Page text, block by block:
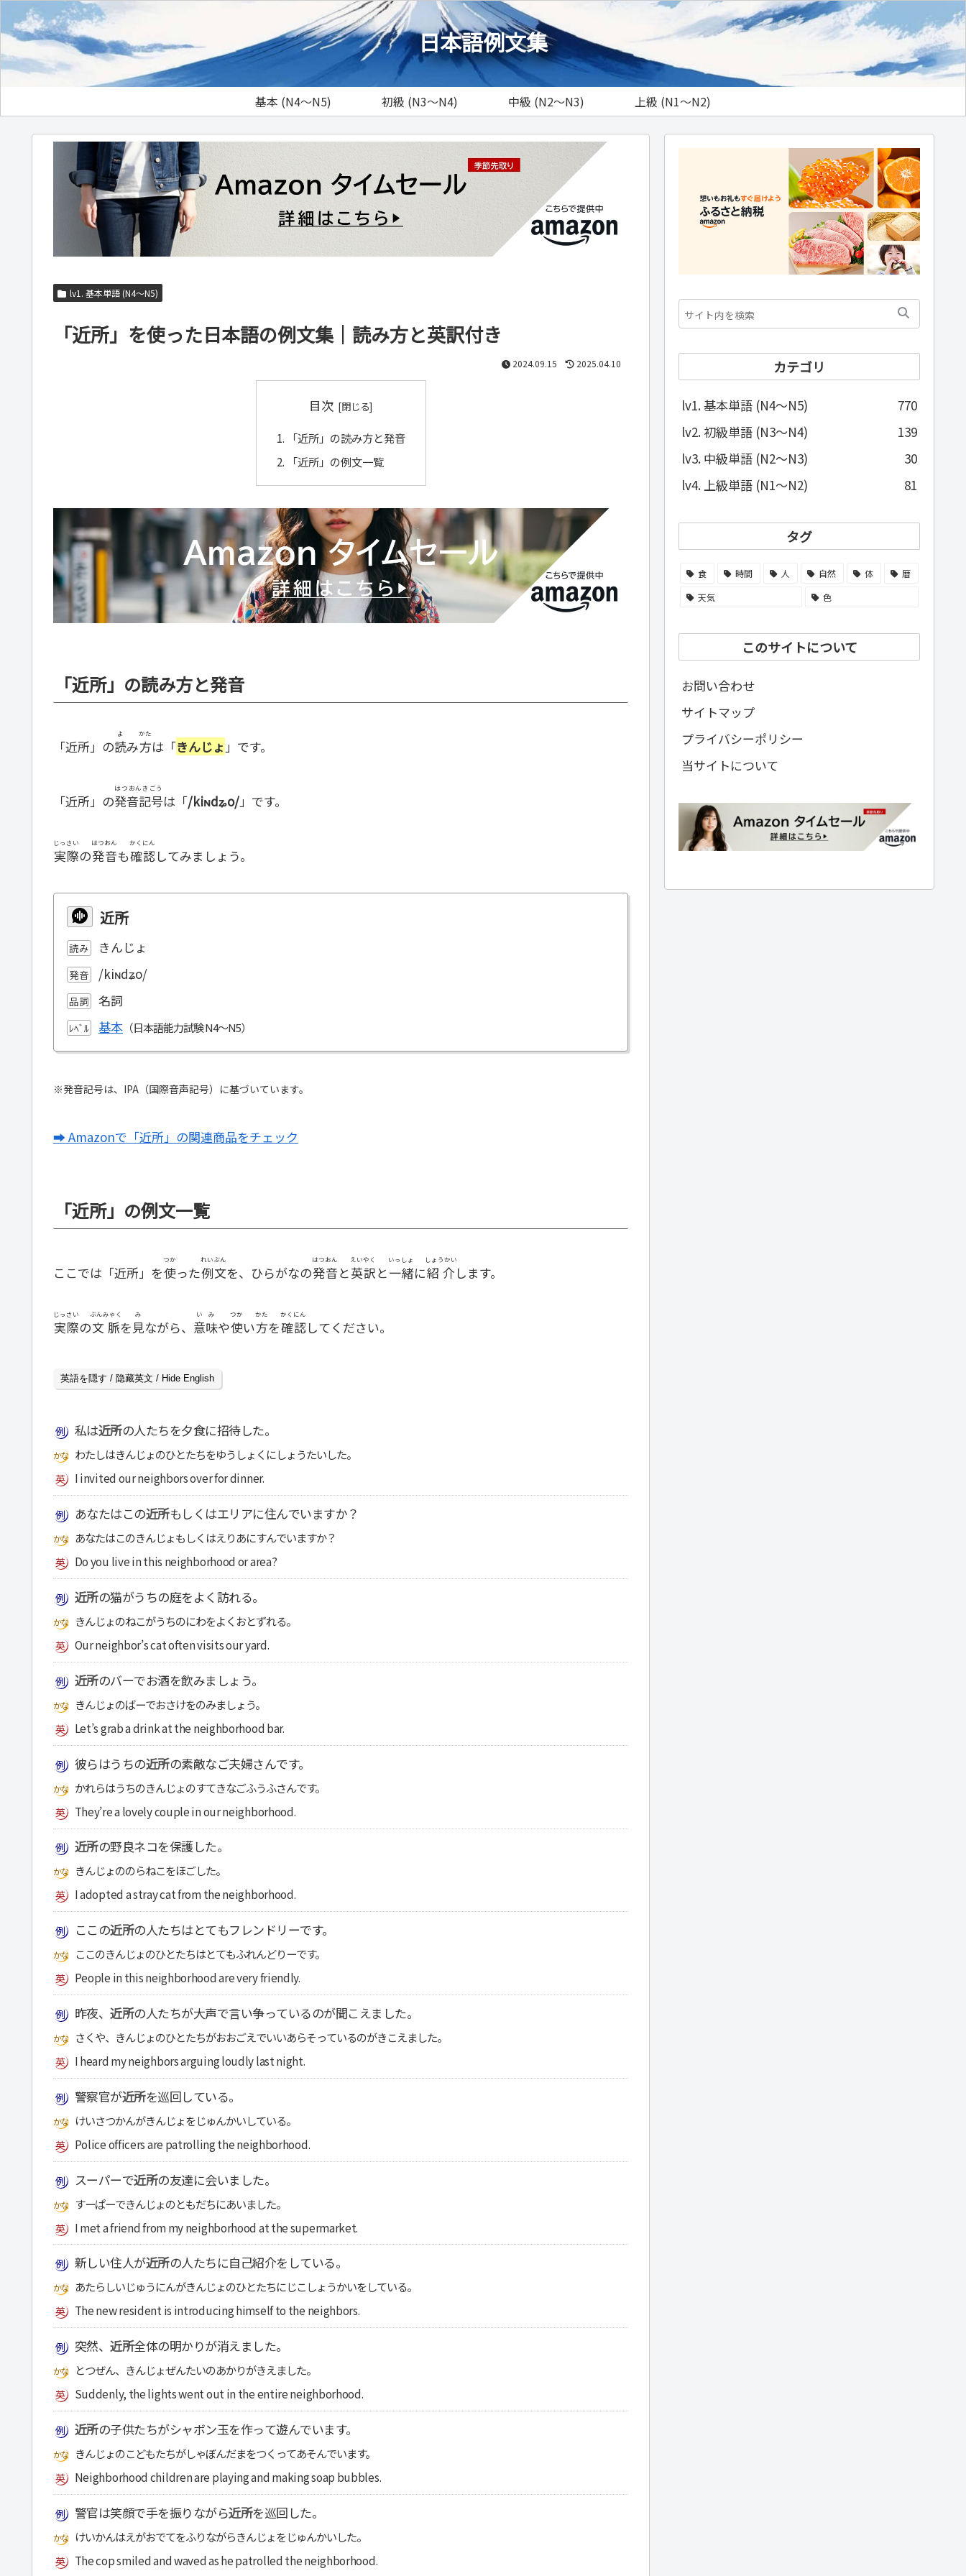
日本語例文集
基本 (N4～N5) 初級 (N3～N4) 中級 (N2～N3) 上級 (N1～N2)
lv1. 基本単語 (N4～N5)
「近所」を使った日本語の例文集｜読み方と英訳付き
2024.09.15 2025.04.10
目次
「近所」の読み方と発音
「近所」の例文一覧
「近所」の読み方と発音
「近所」の読
よ
み方
かた
は「きんじょ 」です。
「近所」の発音記号
はつおんきごう
は「/kiɴdʑo/」です。
実際
じっさい
の発音
はつおん
も確認
かくにん
してみましょう。
近所
読み きんじょ
発音 /kiɴdʑo/
品詞 名詞
ﾚﾍﾞﾙ 基本
※発音記号は、IPA（国際音声記号）に基づいています。
➡ Amazonで「近所」の関連商品をチェック
「近所」の例文一覧
ここでは「近所」を使
つか
った例文
れいぶん
を、ひらがなの発音
はつおん
と英訳
えいやく
と一緒
いっしょ
に紹介
しょうかい
します。
実際
じっさい
の文脈
ぶんみゃく
を 見
み
ながら、 意味
いみ
や使
つか
い方
かた
を確認
かくにん
してください。
英語を隠す / 隐藏英文 / Hide English
私は近所の人たちを夕食に招待した。
わたしはきんじょのひとたちをゆうしょくにしょうたいした。
I invited our neighbors over for dinner.
あなたはこの近所もしくはエリアに住んでいますか？
あなたはこのきんじょもしくはえりあにすんでいますか？
Do you live in this neighborhood or area?
近所の猫がうちの庭をよく訪れる。
きんじょのねこがうちのにわをよくおとずれる。
Our neighbor’s cat often visits our yard.
近所のバーでお酒を飲みましょう。
きんじょのばーでおさけをのみましょう。
Let’s grab a drink at the neighborhood bar.
彼らはうちの近所の素敵なご夫婦さんです。
かれらはうちのきんじょのすてきなごふうふさんです。
They’re a lovely couple in our neighborhood.
近所の野良ネコを保護した。
きんじょののらねこをほごした。
I adopted a stray cat from the neighborhood.
ここの近所の人たちはとてもフレンドリーです。
ここのきんじょのひとたちはとてもふれんどりーです。
People in this neighborhood are very friendly.
昨夜、 近所の人たちが大声で言い争っているのが聞こえました。
さくや、きんじょのひとたちがおおごえでいいあらそっているのがきこえました。
I heard my neighbors arguing loudly last night.
警察官が近所を巡回している。
けいさつかんがきんじょをじゅんかいしている。
Police officers are patrolling the neighborhood.
スーパーで近所の友達に会いました。
すーぱーできんじょのともだちにあいました。
I met a friend from my neighborhood at the supermarket.
新しい住人が近所の人たちに自己紹介をしている。
あたらしいじゅうにんがきんじょのひとたちにじこしょうかいをしている。
The new resident is introducing himself to the neighbors.
突然、 近所全体の明かりが消えました。
とつぜん、きんじょぜんたいのあかりがきえました。
Suddenly, the lights went out in the entire neighborhood.
近所の子供たちがシャボン玉を作って遊んでいます。
きんじょのこどもたちがしゃぼんだまをつくってあそんでいます。
Neighborhood children are playing and making soap bubbles.
警官は笑顔で手を振りながら近所を巡回した。
けいかんはえがおでてをふりながらきんじょをじゅんかいした。
The cop smiled and waved as he patrolled the neighborhood.
カテゴリ
lv1. 基本単語 (N4～N5)
770
lv2. 初級単語 (N3～N4)
139
lv3. 中級単語 (N2～N3)
30
lv4. 上級単語 (N1～N2)
81
タグ
食 時間 人 自然 体
暦
天気
色
このサイトについて
お問い合わせ
サイトマップ
プライバシーポリシー
当サイトについて